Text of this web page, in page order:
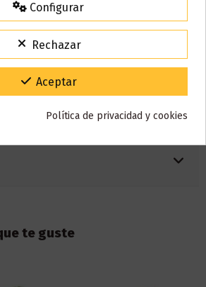
10 ml
50% VG / 50% PG
te guste
15% de descuento
Código:VACACIONES15
tu paciencia y por seguir confiando en nosotros.
Configurar
Rechazar
Aceptar
Política de privacidad y cookies